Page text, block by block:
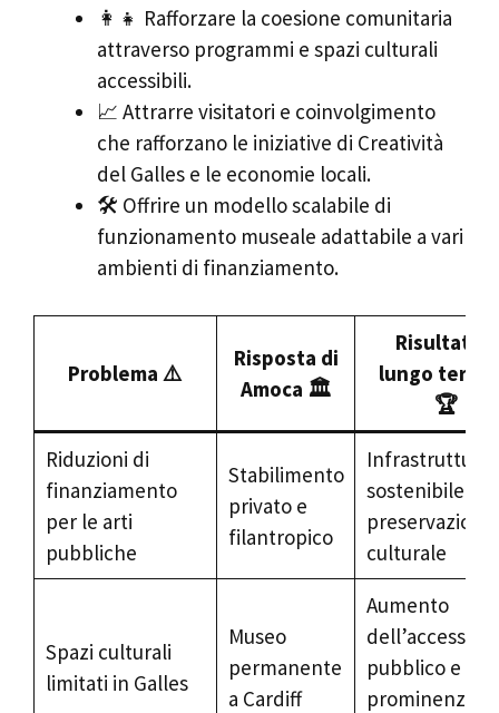
👩‍👧 Rafforzare la coesione comunitaria
attraverso programmi e spazi culturali
accessibili.
📈 Attrarre visitatori e coinvolgimento
che rafforzano le iniziative di Creatività
del Galles e le economie locali.
🛠️ Offrire un modello scalabile di
funzionamento museale adattabile a vari
ambienti di finanziamento.
Problema ⚠️
Risposta di
Amoca 🏛️
Risultato a
lungo
🏆
Riduzioni di
finanziamento
per le arti
pubbliche
Stabilimento
privato e
filantropico
Infrastruttura
sostenibile e
preservazione
culturale
Spazi culturali
limitati in Galles
Museo
permanente
a Cardiff
Aumento
dell’accesso
pubblico e
prominenza